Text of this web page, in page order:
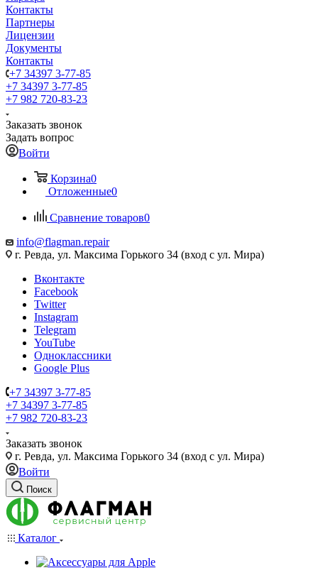
Контакты
Партнеры
Лицензии
Документы
Контакты
+7 34397 3-77-85
+7 34397 3-77-85
+7 982 720-83-23
Заказать звонок
Задать вопрос
Войти
Корзина0
Отложенные0
Сравнение товаров0
info@flagman.repair
г. Ревда, ул. Максима Горького 34 (вход с ул. Мира)
Вконтакте
Facebook
Twitter
Instagram
Telegram
YouTube
Одноклассники
Google Plus
+7 34397 3-77-85
+7 34397 3-77-85
+7 982 720-83-23
Заказать звонок
г. Ревда, ул. Максима Горького 34 (вход с ул. Мира)
Войти
Поиск
Каталог